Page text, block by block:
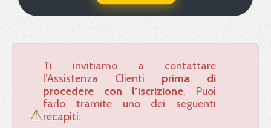
⚠
Ti invitiamo a contattare
l’Assistenza Clienti prima di
procedere con l’iscrizione. Puoi
farlo tramite uno dei seguenti
recapiti: